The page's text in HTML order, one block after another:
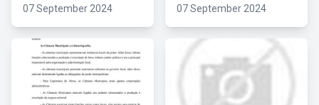
07 September 2024 07 September 2024